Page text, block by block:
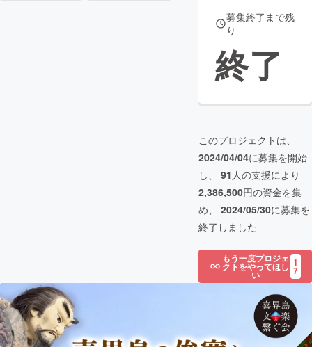
募集終了まで残
り
終了
このプロジェクトは、
2024/04/04に募集を開始
し、 91 人の支援により
2,386,500円の資金を集
め、 2024/05/30に募集を
終了しました
もう一度プロジェ
クトをやってほし
い
1
7